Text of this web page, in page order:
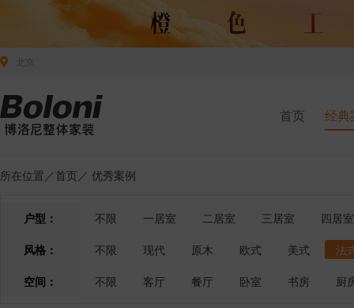
首页 经典
所在位置／首页 ／ 优秀案例
户型： 不限 一居室 二居室 三居室
四居室
风格：
不限 现代 原木 欧式 美式
法
空间：
不限 客厅 餐厅 卧室 书房 厨